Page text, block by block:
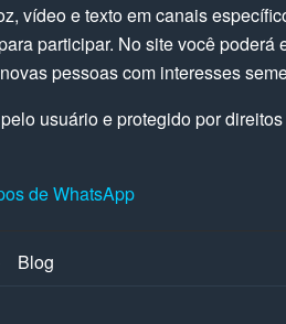
vídeo e texto em canais
participar. No site você poderá
pessoas com interesses
usuário e protegido por
de WhatsApp
Blog